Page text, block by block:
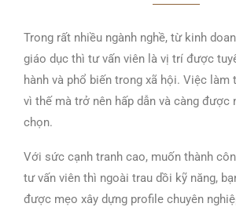
Trong rất nhiều ngành nghề, từ kinh
giáo dục thì tư vấn viên là vị trí được
hành và phổ biến trong xã hội. Việc làm
vì thế mà trở nên hấp dẫn và càng được
chọn.
Với sức cạnh tranh cao, muốn thành
tư vấn viên thì ngoài trau dồi kỹ năng,
được mẹo xây dựng profile chuyên